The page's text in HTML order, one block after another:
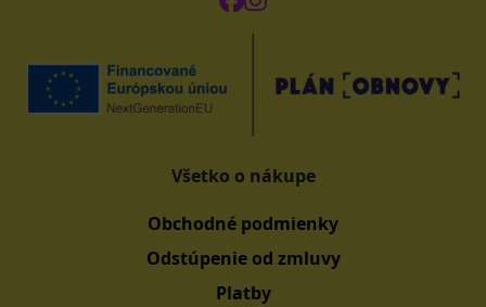
Všetko o nákupe
Obchodné podmienky
Odstúpenie od zmluvy
Platby